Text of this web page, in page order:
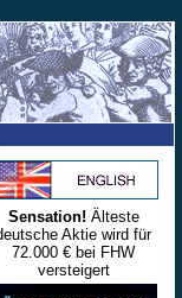
Sensation! Älteste
Aktie wird für
72.000 € bei FHW
versteigert